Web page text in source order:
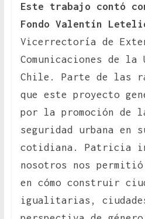
Este trabajo contó
Fondo Valentín
Vicerrectoría de
Comunicaciones de la
Chile. Parte de las
que este proyecto
por la promoción de
seguridad urbana en
cotidiana. Patricia
nosotros nos permitió
en cómo construir
igualitarias,